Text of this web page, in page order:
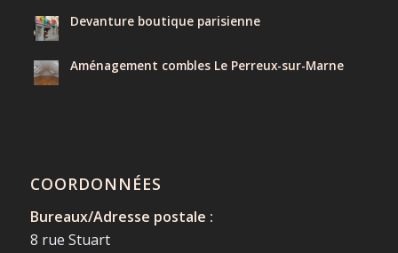
Devanture boutique parisienne
Aménagement combles Le Perreux-sur-Marne
COORDONNÉES
Bureaux/Adresse postale :
8 rue Stuart